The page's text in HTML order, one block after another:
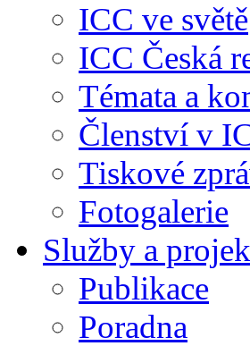
ICC ve světě
ICC Česká
Témata a
Členství v
Tiskové
Fotogalerie
Služby a
Publikace
Poradna